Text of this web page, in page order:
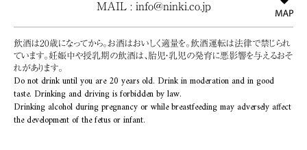
MAIL : info@ninki.co.jp
飲酒は20歳になってから。お酒はおいしく適量を。飲酒運転は法律で禁じられ
ています。妊娠中や授乳期の飲酒は、胎児・乳児の発育に悪影響を与えるおそ
れがあります。
Do not drink until you are 20 years old. Drink in moderation and in good
taste. Drinking and driving is forbidden by law.
Drinking alcohol during pregnancy or while breastfeeding may adversely affect
the development of the fetus or infant.